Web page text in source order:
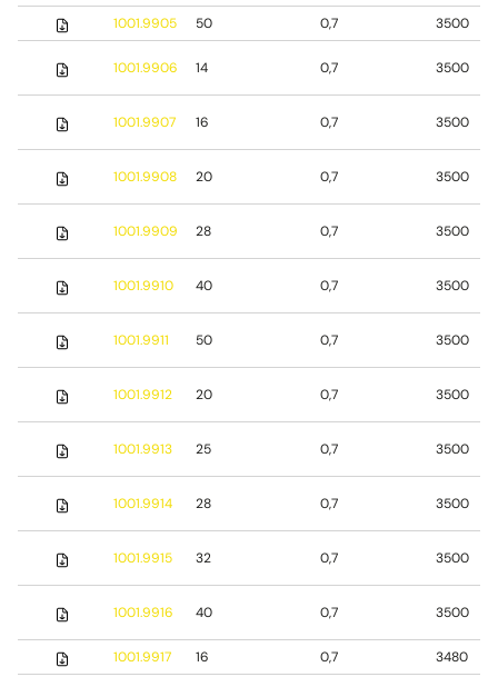
1001.9905
50 0,7 3500
1001.9906 14 0,7 3500
1001.9907 16 0,7 3500
1001.9908 20 0,7 3500
1001.9909 28 0,7 3500
1001.9910 40 0,7 3500
1001.9911 50 0,7 3500
1001.9912 20 0,7 3500
1001.9913 25 0,7 3500
1001.9914 28 0,7 3500
1001.9915 32 0,7 3500
1001.9916 40 0,7 3500
1001.9917 16 0,7
3480